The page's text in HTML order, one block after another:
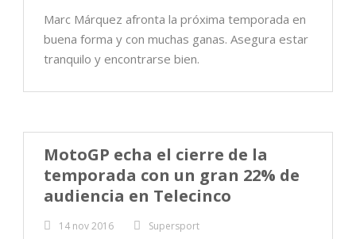
Marc Márquez afronta la próxima temporada en
buena forma y con muchas ganas. Asegura estar
tranquilo y encontrarse bien.
MotoGP echa el cierre de la
temporada con un gran 22% de
audiencia en Telecinco
14 nov 2016 Supersport